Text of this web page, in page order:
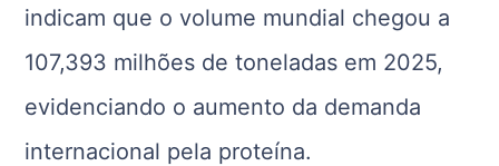
indicam que o volume mundial chegou a
107,393 milhões de toneladas em 2025,
evidenciando o aumento da demanda
internacional pela proteína.